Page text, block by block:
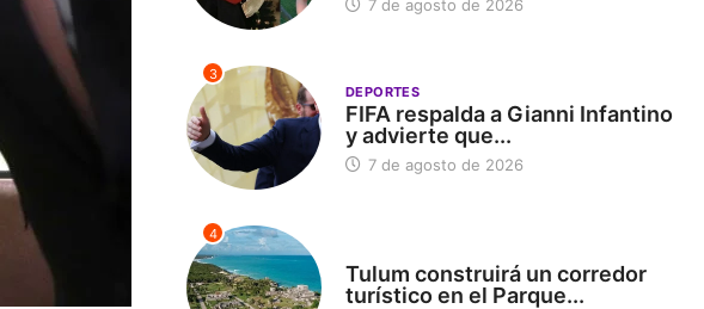
7 de agosto de 2026
3
DEPORTES
FIFA respalda a Gianni Infantino
y advierte que...
7 de agosto de 2026
4
Tulum construirá un corredor
turístico en el Parque...